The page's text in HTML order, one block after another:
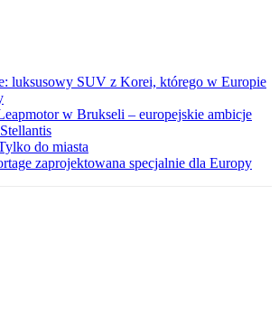
luksusowy SUV z Korei, którego w Europie
w Brukseli – europejskie ambicje
do miasta
zaprojektowana specjalnie dla Europy